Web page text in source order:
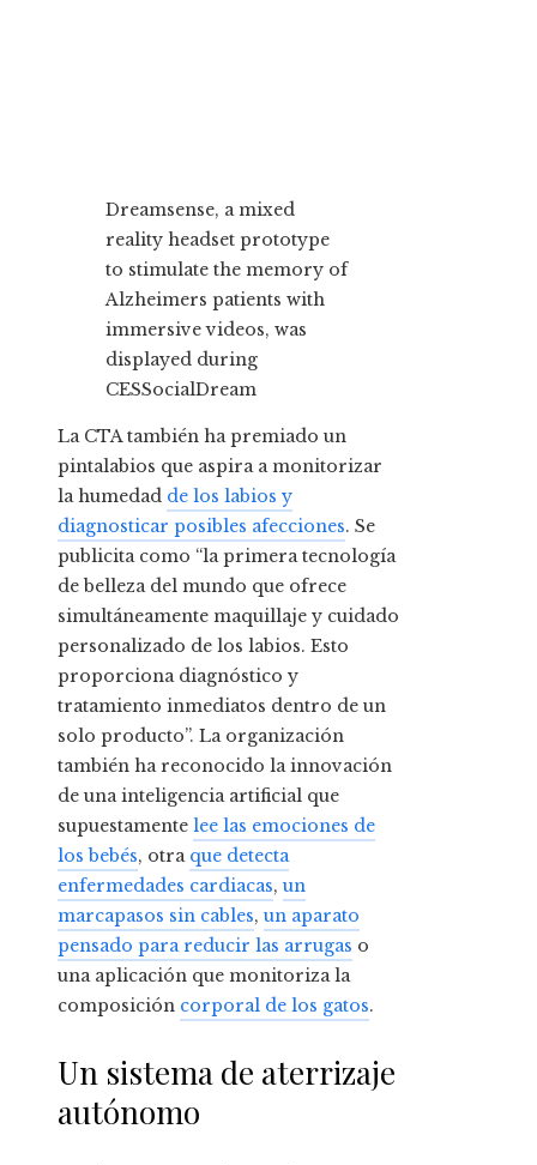
Dreamsense, a mixed
reality headset prototype
to stimulate the memory of
Alzheimers patients with
immersive videos, was
displayed during
CESSocialDream
La CTA también ha premiado un
pintalabios que aspira a monitorizar
la humedad de los labios y
diagnosticar posibles afecciones. Se
publicita como “la primera tecnología
de belleza del mundo que ofrece
simultáneamente maquillaje y cuidado
personalizado de los labios. Esto
proporciona diagnóstico y
tratamiento inmediatos dentro de un
solo producto”. La organización
también ha reconocido la innovación
de una inteligencia artificial que
supuestamente lee las emociones de
los bebés, otra que detecta
enfermedades cardiacas, un
marcapasos sin cables, un aparato
pensado para reducir las arrugas o
una aplicación que monitoriza la
composición corporal de los gatos.
Un sistema de aterrizaje
autónomo